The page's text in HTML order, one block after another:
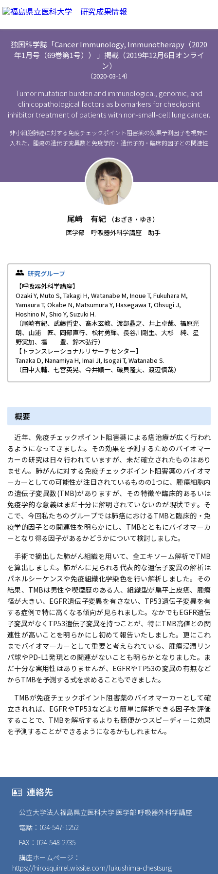
独国科学誌「Cancer Immunology, Immunotherapy（2020
年1月号（69巻第1号）） 」掲載（2019年12月6日オンライ
ン）
（2020-03-14）
Tumor mutation burden and immunological, genomic, and
clinicopathological factors as biomarkers for checkpoint
inhibitor treatment of patients with non-small-cell lung cancer.
非小細胞肺癌に対する免疫チェックポイント阻害薬の効果予測因子を視野に
入れた，腫瘍の遺伝子変異数と免疫学的・遺伝子的・臨床的因子との関連性
尾崎 有紀
（おざき・ゆき）
医学部 呼吸器外科学講座 助手
研究グループ
【呼吸器外科学講座】
Ozaki Y, Muto S, Takagi H, Watanabe M, Inoue T, Fukuhara M,
Yamaura T, Okabe N, Matsumura Y, Hasegawa T, Ohsugi J,
Hoshino M, Shio Y, Suzuki H.
（尾崎有紀、武藤哲史、髙木玄教、渡部晶之、井上卓哉、福原光
朗、山浦 匠、岡部直行、松村勇輝、長谷川剛生、大杉 純、星
野実加、塩 豊、鈴木弘行）
【トランスレーショナルリサーチセンター】
Tanaka D, Nanamiya H, Imai JI, Isogai T, Watanabe S.
（田中大輔、七宮英晃、今井順一、磯貝隆夫、渡辺慎哉）
概要
近年、免疫チェックポイント阻害薬による癌治療が広く行われ
るようになってきました。その効果を予測するためのバイオマー
カーの研究は日々行われていますが、未だ確立されたものはあり
ません。肺がんに対する免疫チェックポイント阻害薬のバイオマ
ーカーとしての可能性が注目されているものの1つに、腫瘍細胞内
の遺伝子変異数(TMB)がありますが、その特徴や臨床的あるいは
免疫学的な意義はまだ十分に解明されていないのが現状です。そ
こで、今回私たちのグループでは肺癌におけるTMBと臨床的・免
疫学的因子との関連性を明らかにし、TMBとともにバイオマーカ
ーとなり得る因子があるかどうかについて検討しました。
手術で摘出した肺がん組織を用いて、全エキソーム解析でTMB
を算出しました。肺がんに見られる代表的な遺伝子変異の解析は
パネルシーケンスや免疫組織化学染色を行い解析しました。その
結果、TMBは男性や喫煙歴のある人、組織型が扁平上皮癌、腫瘍
径が大きい、EGFR遺伝子変異を有さない、TP53遺伝子変異を有
する症例で特に高くなる傾向が見られました。なかでもEGFR遺伝
子変異がなくTP53遺伝子変異を持つことが、特にTMB高値との関
連性が高いことを明らかにし初めて報告いたしました。更にこれ
までバイオマーカーとして重要と考えられている、腫瘍浸潤リン
パ球やPD-L1発現との関連がないことも明らかとなりました。ま
だ十分な実用性はありませんが、EGFRやTP53の変異の有無など
からTMBを予測する式を求めることもできました。
TMBが免疫チェックポイント阻害薬のバイオマーカーとして確
立されれば、EGFRやTP53などより簡単に解析できる因子を評価
することで、TMBを解析するよりも簡便かつスピーディーに効果
を予測することができるようになるかもしれません。
連絡先
公立大学法人福島県立医科大学 医学部 呼吸器外科学講座
電話：024-547-1252
FAX：024-548-2735
講座ホームページ：
https://hirosquirrel.wixsite.com/fukushima-chestsurg